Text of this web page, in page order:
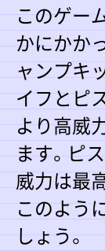
このゲー
かにかか
ャンプキ
イフとピ
より高威
ます。ピ
威力は最
このよう
しょう。